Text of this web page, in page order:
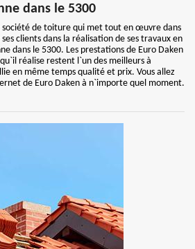
dans le 5300
société de toiture qui met tout en œuvre dans
clients dans la réalisation de ses travaux en
dans le 5300. Les prestations de Euro Daken
réalise restent l`un des meilleurs à
en même temps qualité et prix. Vous allez
de Euro Daken à n`importe quel moment.